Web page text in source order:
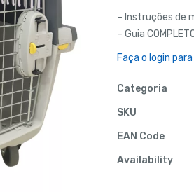
– Instruções de
– Guia
Faça o login
Categoria
SKU
EAN Code
Availability